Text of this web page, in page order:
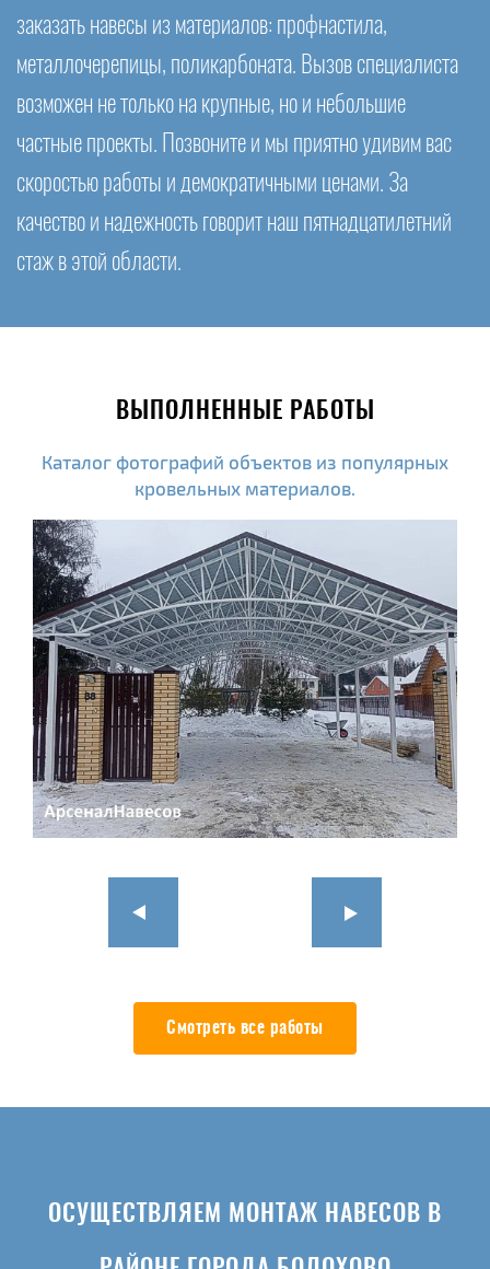
заказать навесы из материалов: профнастила,
металлочерепицы, поликарбоната. Вызов специалиста
возможен не только на крупные, но и небольшие
частные проекты. Позвоните и мы приятно удивим вас
скоростью работы и демократичными ценами. За
качество и надежность говорит наш пятнадцатилетний
стаж в этой области.
ВЫПОЛНЕННЫЕ РАБОТЫ
Каталог фотографий объектов из популярных
кровельных материалов.
Смотреть все работы
ОСУЩЕСТВЛЯЕМ МОНТАЖ НАВЕСОВ В